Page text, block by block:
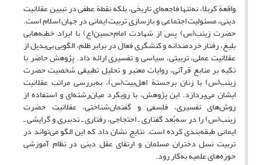
واقعة کربلا، نه‌تنها فاجعه‌ای تاریخی، بلکه نقطة عطفی در تبیین عقلانیت
دینی، مسئولیت اجتماعی و بازسازی تربیت ایمانی در جهان اسلام است.
حضرت زینب(س) پس از شهادت امام‌حسین(ع) با ایراد خطبه‌هایی
بلیغ، رفتار خردمندانه و کنشگری فعال در برابر ظلم، الگویی بی‌بدیل از
عقلانیت عملی، تربیتی، سیاسی و تفسیری ارائه داد. پژوهش حاضر با
تکیه بر منابع قرآنی، روایات معتبر و تحلیل تطبیقی شخصیت حضرت
زینب(س) با زنان برجستة اهل‌بیت(س)، به‌بررسی مراتب عقلانیت
ایشان می‌پردازد. این پژوهش، با رویکرد میان‌رشته‌ای و استفاده از
روش‌های تفسیری، فلسفی و گفتمان‌شناختی، عقلانیت حضرت
زینب(س) را در سه‌بُعد گفتاری ـ احتجاجی، رفتاری‌ ـ تدبیری و گرایشی ـ
ایمانی طبقه‌بندی کرده است. نتایج نشان داد که این الگو می‌تواند در
تربیت نسل دختران مسلمان و ارتقای عقل دینی در نظام آموزشی
حوزه‌های علمیه به‌کار رود.